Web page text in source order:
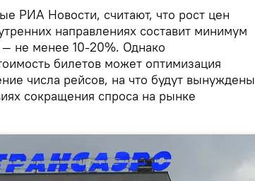
РИА Новости, считают, что рост цен
направлениях составит минимум
не менее 10-20%. Однако
билетов может оптимизация
числа рейсов, на что будут вынуждены
сокращения спроса на рынке